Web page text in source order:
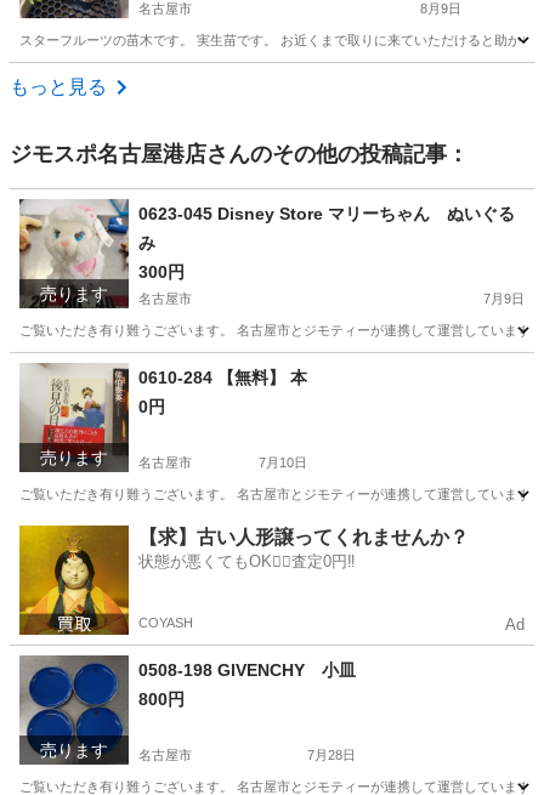
名古屋市 8月9日
スターフルーツの苗木です。 実生苗です。 お近くまで取りに来ていただけると助かり
愛知 名古屋市
もっと見る
ジモスポ名古屋港店さんのその他の投稿記事：
売ります
0623-045 Disney Store マリーちゃん ぬいぐる
み
300円
名古屋市 7月9日
ご覧いただき有り難うございます。 名古屋市とジモティーが連携して運営してい
愛知 名古屋市 リユース
売ります
0610-284 【無料】 本
0円
名古屋市 7月10日
ご覧いただき有り難うございます。 名古屋市とジモティーが連携して運営してい
文芸 リユース
【求】古い人形譲ってくれませんか？
状態が悪くてもOK🙆‍♀️査定0円‼️
COYASH Ad
売ります
0508-198 GIVENCHY 小皿
800円
名古屋市 7月28日
ご覧いただき有り難うございます。 名古屋市とジモティーが連携して運営してい